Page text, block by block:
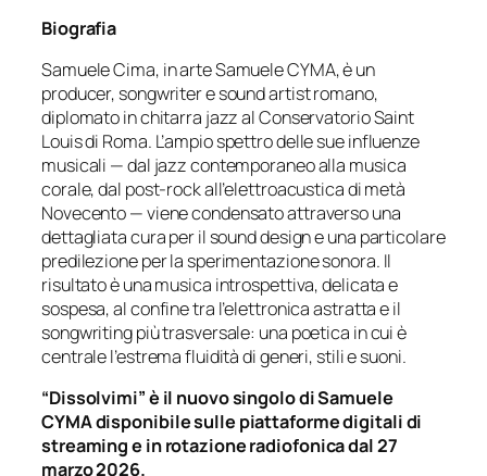
Biografia
Samuele Cima, in arte Samuele CYMA, è un
producer, songwriter e sound artist romano,
diplomato in chitarra jazz al Conservatorio Saint
Louis di Roma. L’ampio spettro delle sue influenze
musicali — dal jazz contemporaneo alla musica
corale, dal post-rock all’elettroacustica di metà
Novecento — viene condensato attraverso una
dettagliata cura per il sound design e una particolare
predilezione per la sperimentazione sonora. Il
risultato è una musica introspettiva, delicata e
sospesa, al confine tra l’elettronica astratta e il
songwriting più trasversale: una poetica in cui è
centrale l’estrema fluidità di generi, stili e suoni.
“Dissolvimi” è il nuovo singolo di Samuele
CYMA disponibile sulle piattaforme digitali di
streaming e in rotazione radiofonica dal 27
marzo 2026.